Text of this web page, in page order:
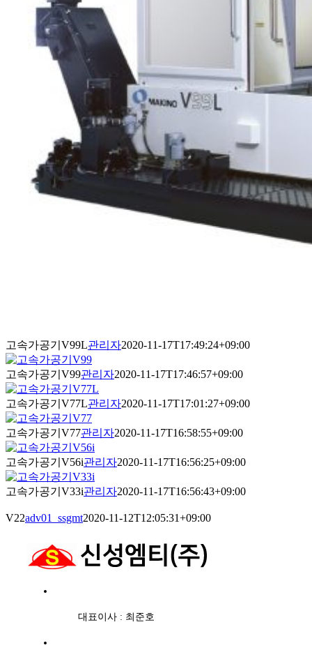
고속가공기V99L관리자2020-11-17T17:49:24+09:00
고속가공기V99관리자2020-11-17T17:46:57+09:00
고속가공기V77L관리자2020-11-17T17:01:27+09:00
고속가공기V77관리자2020-11-17T16:58:55+09:00
고속가공기V56i관리자2020-11-17T16:56:25+09:00
고속가공기V33i관리자2020-11-17T16:56:43+09:00
V22adv01_ssgmt2020-11-12T12:05:31+09:00
대표이사 : 최준호